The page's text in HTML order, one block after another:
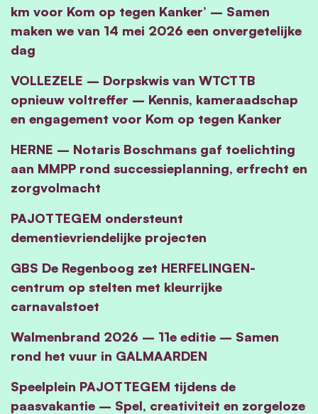
km voor Kom op tegen Kanker’ – Samen
maken we van 14 mei 2026 een onvergetelijke
dag
VOLLEZELE – Dorpskwis van WTCTTB
opnieuw voltreffer – Kennis, kameraadschap
en engagement voor Kom op tegen Kanker
HERNE – Notaris Boschmans gaf toelichting
aan MMPP rond successieplanning, erfrecht en
zorgvolmacht
PAJOTTEGEM ondersteunt
dementievriendelijke projecten
GBS De Regenboog zet HERFELINGEN-
centrum op stelten met kleurrijke
carnavalstoet
Walmenbrand 2026 – 11e editie – Samen
rond het vuur in GALMAARDEN
Speelplein PAJOTTEGEM tijdens de
paasvakantie – Spel, creativiteit en zorgeloze